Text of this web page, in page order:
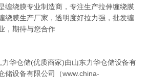
缠绕膜专业制造商，专注生产拉伸缠绕膜
绕膜生产厂家，透明度好拉力强，批发缠
，期待与您合作
华仓储(优质商家)由山东力华仓储设备有
储设备有限公司（www.china-